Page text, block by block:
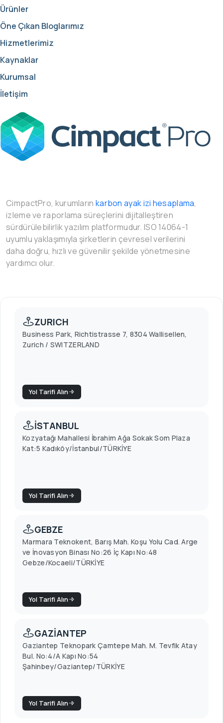
Ürünler
Öne Çıkan Bloglarımız
Hizmetlerimiz
Kaynaklar
Kurumsal
İletişim
CimpactPro, kurumların karbon ayak izi hesaplama,
izleme ve raporlama süreçlerini dijitalleştiren
sürdürülebilirlik yazılım platformudur. ISO 14064-1
uyumlu yaklaşımıyla şirketlerin çevresel verilerini
daha doğru, hızlı ve güvenilir şekilde yönetmesine
yardımcı olur.
ZURICH
Business Park, Richtistrasse 7, 8304 Wallisellen,
Zurich / SWITZERLAND
Yol Tarifi Alın
İSTANBUL
Kozyatağı Mahallesi İbrahim Ağa Sokak Som Plaza
Kat:5 Kadıköy/İstanbul/TÜRKİYE
Yol Tarifi Alın
GEBZE
Marmara Teknokent, Barış Mah. Koşu Yolu Cad. Arge
ve İnovasyon Binası No:26 İç Kapı No:48
Gebze/Kocaeli/TÜRKİYE
Yol Tarifi Alın
GAZİANTEP
Gaziantep Teknopark Çamtepe Mah. M. Tevfik Atay
Bul. No:4/A Kapı No:54
Şahinbey/Gaziantep/TÜRKİYE
Yol Tarifi Alın